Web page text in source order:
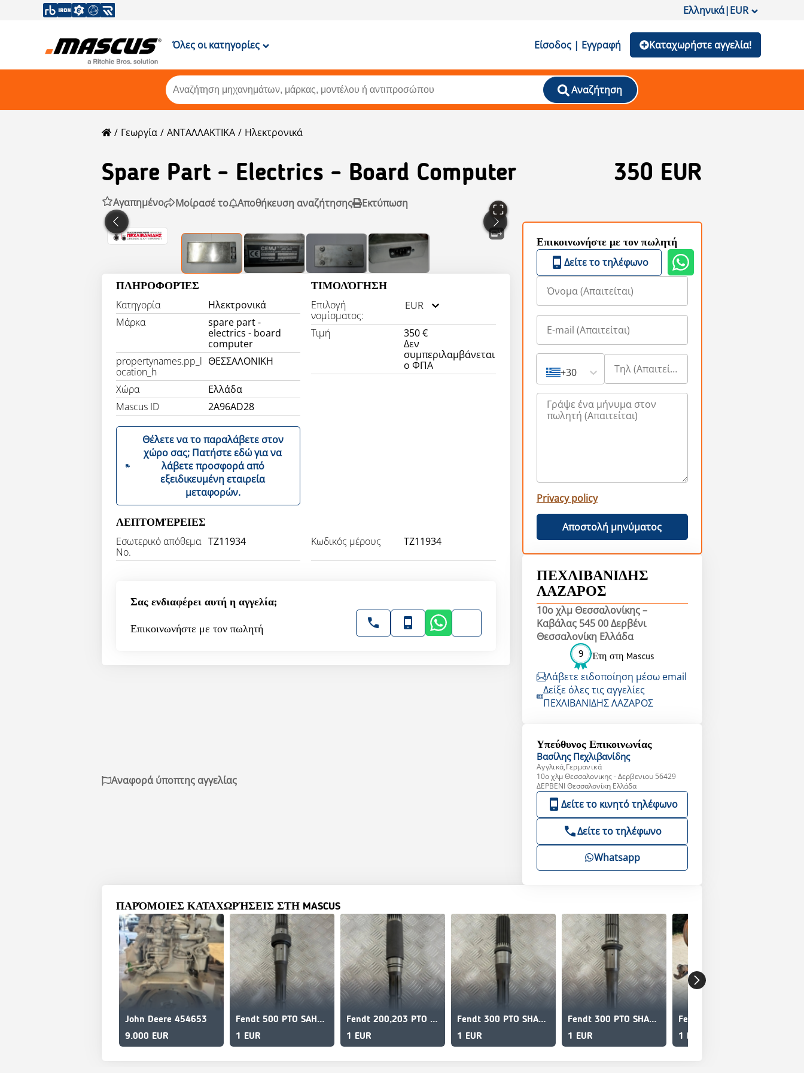
Ελληνικά|EUR
Όλες οι κατηγορίες Είσοδος | Εγγραφή Καταχωρήστε αγγελία!
Αναζήτηση
Γεωργία ΑΝΤΑΛΛΑΚΤΙΚΑ Ηλεκτρονικά
Spare Part - Electrics - Board Computer 350 EUR
Αγαπημένο Μοίρασέ το Αποθήκευση αναζήτησης Εκτύπωση
4
ΠΛΗΡΟΦΟΡΊΕΣ
Κατηγορία
Ηλεκτρονικά
Μάρκα
spare part -
electrics - board
computer
propertynames.pp_l
ocation_h
ΘΕΣΣΑΛΟΝΙΚΗ
Χώρα
Ελλάδα
Mascus ID
2A96AD28
ΤΙΜΟΛΌΓΗΣΗ
Επιλογή
νομίσματος:
EUR
Τιμή
350 €
Δεν
συμπεριλαμβάνεται
ο ΦΠΑ
Θέλετε να το παραλάβετε στον
χώρο σας; Πατήστε εδώ για να
λάβετε προσφορά από
εξειδικευμένη εταιρεία
μεταφορών.
ΛΕΠΤΟΜΈΡΕΙΕΣ
Εσωτερικό απόθεμα
Νο.
TZ11934 Κωδικός μέρους TZ11934
Σας ενδιαφέρει αυτή η αγγελία;
Επικοινωνήστε με τον πωλητή
Επικοινωνήστε με τον πωλητή
Δείτε το τηλέφωνο
+30
Privacy policy
Αποστολή μηνύματος
ΠΕΧΛΙΒΑΝΙΔΗΣ
ΛΑΖΑΡΟΣ
10ο χλμ Θεσσαλονίκης –
Καβάλας 545 00 Δερβένι
Θεσσαλονίκη Ελλάδα
9 Έτη στη Mascus
Λάβετε ειδοποίηση μέσω email
Δείξε όλες τις αγγελίες
ΠΕΧΛΙΒΑΝΙΔΗΣ ΛΑΖΑΡΟΣ
Υπεύθυνος Επικοινωνίας
Βασίλης Πεχλιβανίδης
Αγγλικά,Γερμανικά
10o χλμ Θεσσαλονικης - Δερβενιου 56429
ΔΕΡΒΕΝΙ Θεσσαλονίκη Ελλάδα
Δείτε το κινητό τηλέφωνο
Δείτε το τηλέφωνο
Whatsapp
Αναφορά ύποπτης αγγελίας
ΠΑΡΌΜΟΙΕΣ ΚΑΤΑΧΩΡΉΣΕΙΣ ΣΤΗ MASCUS
John Deere 454653
9.000 EUR
Fendt 500 PTO SAHFT/ZAPFWELLE
1 EUR
Fendt 200,203 PTO SHAFT/ZAPFWELLE
1 EUR
Fendt 300 PTO SHAFT/ZAPFWELLE
1 EUR
Fendt 300 PTO SHAFT/ZAPFWELLE
1 EUR
1 EUR